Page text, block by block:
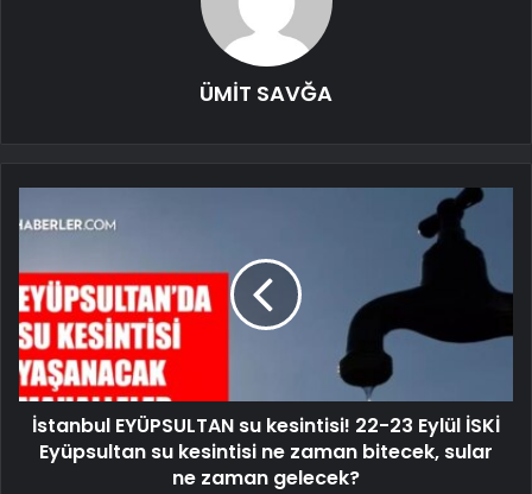
ÜMİT SAVĞA
İstanbul EYÜPSULTAN su kesintisi! 22-23 Eylül İSKİ
Eyüpsultan su kesintisi ne zaman bitecek, sular
ne zaman gelecek?